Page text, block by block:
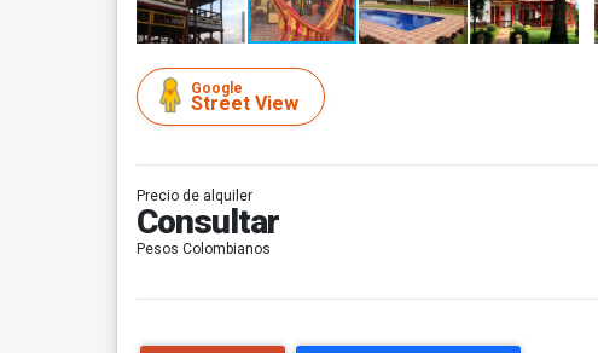
Google
Street View
Precio de alquiler
Consultar
Pesos Colombianos